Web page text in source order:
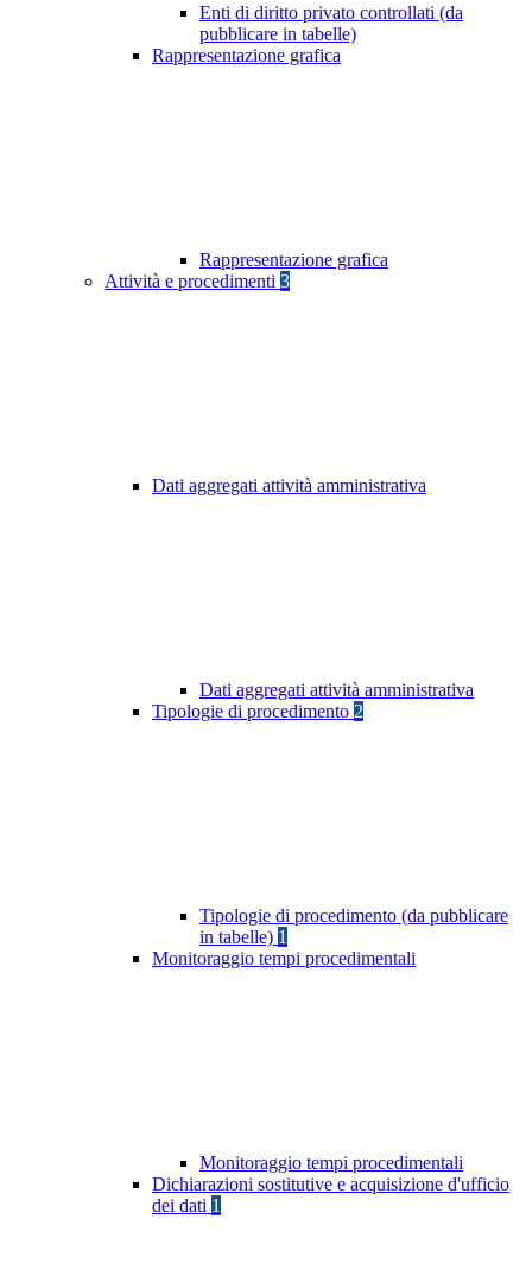
Enti di diritto privato controllati (da
pubblicare in tabelle)
Rappresentazione grafica
Rappresentazione grafica
Attività e procedimenti 3
Dati aggregati attività amministrativa
Dati aggregati attività amministrativa
Tipologie di procedimento 2
Tipologie di procedimento (da pubblicare
in tabelle) 1
Monitoraggio tempi procedimentali
Monitoraggio tempi procedimentali
Dichiarazioni sostitutive e acquisizione d'ufficio
dei dati 1